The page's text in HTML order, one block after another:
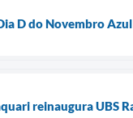
D do Novembro
reinaugura UBS